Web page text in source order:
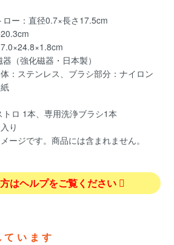
ロー：直径0.7×長さ17.5cm
（強化磁器・日本製）
：ステンレス、ブラシ部分：ナイロン
トロ 1本、専用洗浄ブラシ1本
り
ージです。商品には含まれません。
はヘルプをご覧ください
います